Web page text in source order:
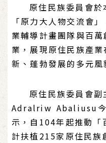
原住民族委員會於
「原力大人物交流會
業輔導計畫團隊與百
業，展現原住民族產
新、蓬勃發展的多元風
原住民族委員會副
Adralriw Abaliusu今
示，自104年起推動「
計扶植215家原住民族